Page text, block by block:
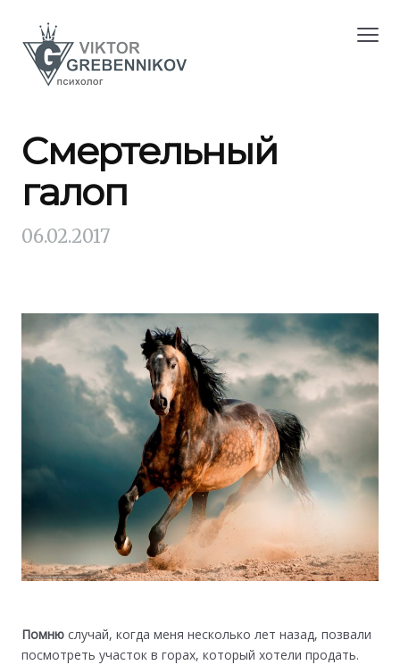
Смертельный
галоп
06.02.2017
Помнюслучай, когда меня несколько лет назад, позвали
посмотреть участок в горах, который хотели продать.